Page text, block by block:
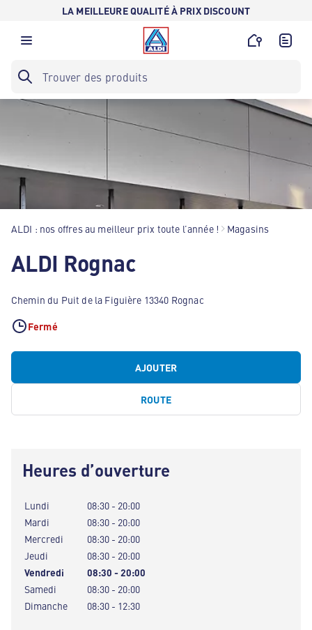
LA MEILLEURE QUALITÉ À PRIX DISCOUNT
ALDI : nos offres au meilleur prix toute l’année ! Magasins
ALDI Rognac
Chemin du Puit de la Figuière 13340 Rognac
Fermé
AJOUTER
ROUTE
Heures d’ouverture
Lundi
08:30 - 20:00
Mardi
08:30 - 20:00
Mercredi
08:30 - 20:00
Jeudi
08:30 - 20:00
Vendredi
08:30 - 20:00
Samedi
08:30 - 20:00
Dimanche
08:30 - 12:30